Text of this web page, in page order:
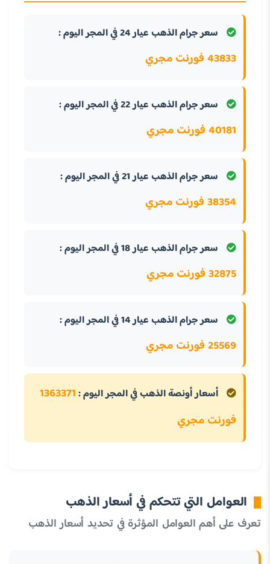
سعر جرام الذهب عيار 24 في المجر اليوم :
43833 فورنت مجري
سعر جرام الذهب عيار 22 في المجر اليوم :
40181 فورنت مجري
سعر جرام الذهب عيار 21 في المجر اليوم :
38354 فورنت مجري
سعر جرام الذهب عيار 18 في المجر اليوم :
32875 فورنت مجري
سعر جرام الذهب عيار 14 في المجر اليوم :
25569 فورنت مجري
أسعار أونصة الذهب في المجر اليوم :1363371
فورنت مجري
العوامل التي تتحكم في أسعار الذهب
تعرف على أهم العوامل المؤثرة في تحديد أسعار الذهب